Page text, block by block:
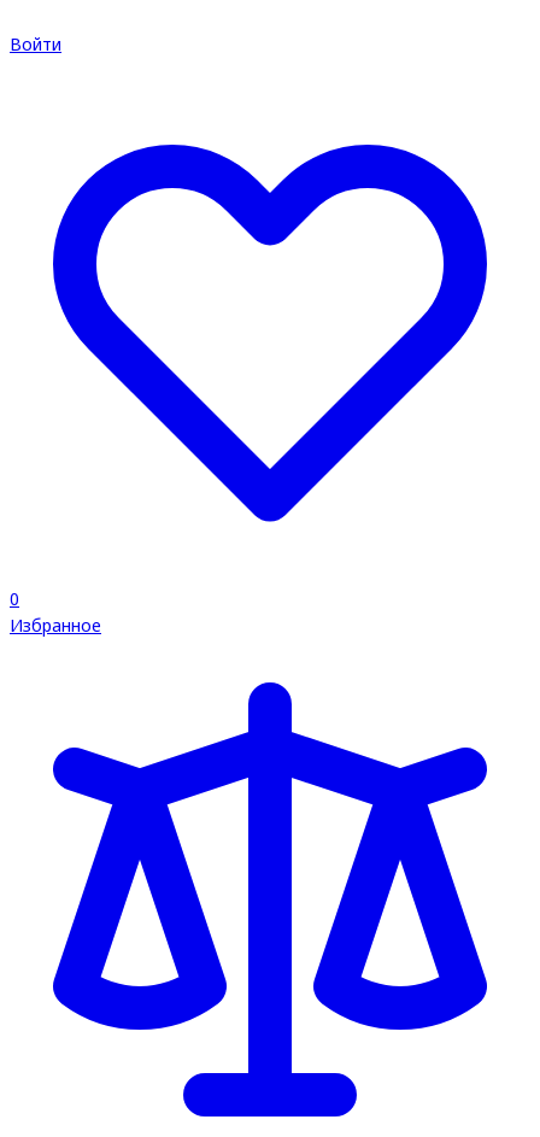
Войти
0
Избранное